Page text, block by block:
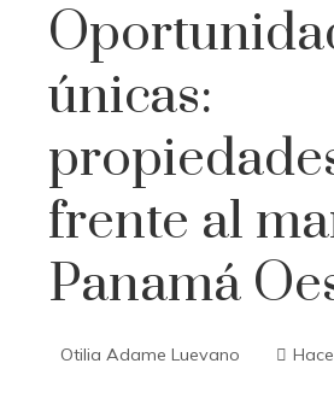
únicas:
frente al
Panamá
Otilia Adame Luevano